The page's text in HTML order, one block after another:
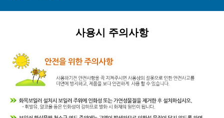
사용시 주의사항